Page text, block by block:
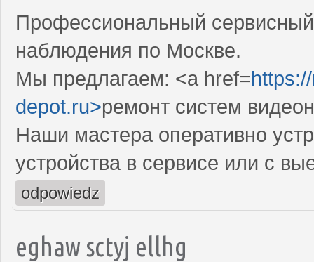
Профессиональный
наблюдения по Москве.
Мы предлагаем: <a href=
depot.ru>ремонт систем
Наши мастера оперативно
устройства в сервисе или с
odpowiedz
eghaw sctyj ellhg